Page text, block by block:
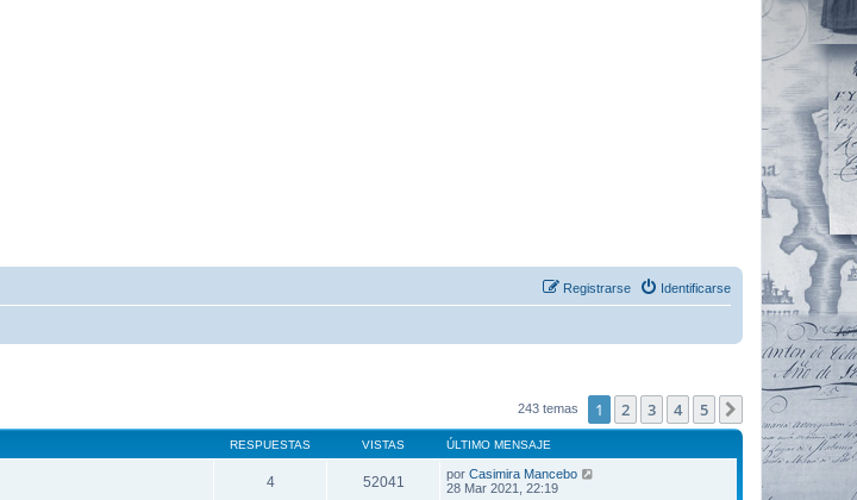
Identificarse
Registrarse
243 temas 1 2 3 4 5 Siguiente
RESPUESTAS VISTAS ÚLTIMO MENSAJE
4 52041 por Casimira Mancebo
28 Mar 2021, 22:19